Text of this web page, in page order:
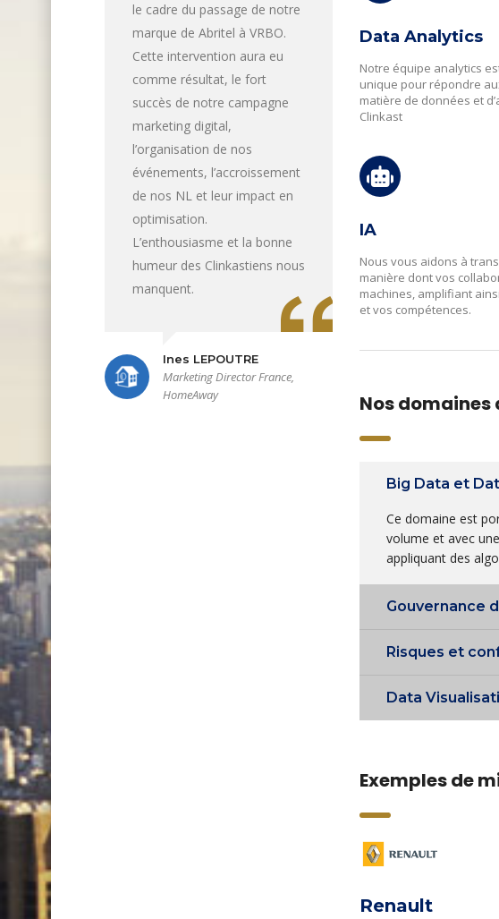
le cadre du passage de notre
marque de Abritel à VRBO.
Cette intervention aura eu
comme résultat, le fort
succès de notre campagne
marketing digital,
l’organisation de nos
événements, l’accroissement
de nos NL et leur impact en
optimisation.
L’enthousiasme et la bonne
humeur des Clinkastiens nous
manquent.
Ines LEPOUTRE
Marketing Director France,
HomeAway
Data Analytics
Notre équipe analytics
unique pour répondre
matière de données et
Clinkast
IA
Nous vous aidons à
manière dont vos
machines, amplifiant
et vos compétences.
Nos
Big Data et
Ce domaine est
volume et avec
appliquant des
Gouvernance
Risques et
Data
Exemples de
Renault